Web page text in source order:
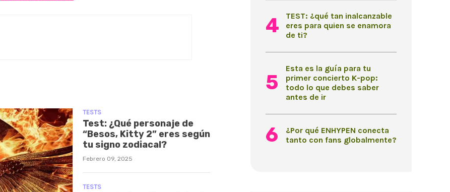
TESTS
Test: ¿Qué personaje de
“Besos, Kitty 2” eres según
tu signo zodiacal?
Febrero 09, 2025
TESTS
TEST: ¿qué tan inalcanzable
eres para quien se enamora
de ti?
Esta es la guía para tu
primer concierto K-pop:
todo lo que debes saber
antes de ir
¿Por qué ENHYPEN conecta
tanto con fans globalmente?